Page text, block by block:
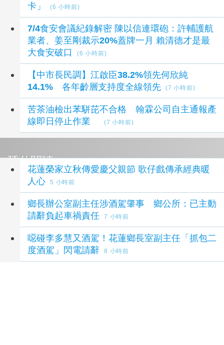
卡」
(6 小時前)
7/4食安會議紀錄解密 陳以信連環砲：許輔護航
業者、姜至剛裁示20%蓋牌一月 賴清德才是最
大食安破口
(6 小時前)
【中市長民調】江啟臣38.2%領先何欣純
14.1% 各年齡層支持度全線領先
(7 小時前)
苦茶油檢出苯駢芘不合格 翰霖公司自主通報產
線即日停止作業
(7 小時前)
延伸閱讀
花蓮榮家立秋傳愛慶父親節 歌仔戲傳承經典暖
人心
5 小時前
鄉長辦公室副主任涉酒駕肇事 鄉公所：已主動
請辭負起車禍責任
7 小時前
噁碰李多慧又酒駕！花蓮鄉長室副主任「抓包二
度酒駕」閃電請辭
8 小時前